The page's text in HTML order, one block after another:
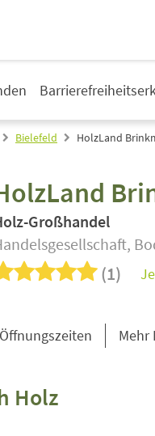
Bielefeld HolzLand
Großhandel
(1)
Öffnungszeiten Mehr
Holz